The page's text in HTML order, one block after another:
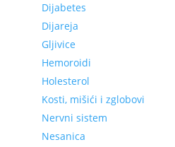
Dijabetes
Dijareja
Gljivice
Hemoroidi
Holesterol
Kosti, mišići i zglobovi
Nervni sistem
Nesanica